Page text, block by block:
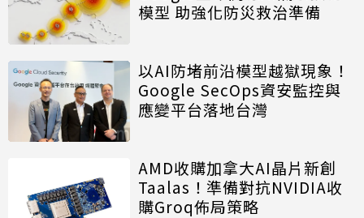
模型 助強化防災救治準備
以AI防堵前沿模型越獄現象！
Google SecOps資安監控與
應變平台落地台灣
AMD收購加拿大AI晶片新創
Taalas！準備對抗NVIDIA收
購Groq佈局策略